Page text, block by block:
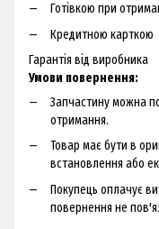
Готівкою при
Кредитною карткою
Гарантія від виробника
Умови повернення:
Запчастину можна
отримання.
Товар має бути в
встановлення або
Покупець оплачує
повернення не